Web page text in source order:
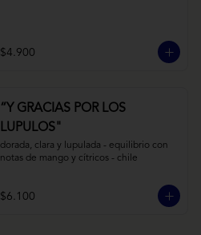
$4.900
“Y GRACIAS POR LOS
LUPULOS"
dorada, clara y lupulada - equilibrio con
notas de mango y cítricos - chile
$6.100